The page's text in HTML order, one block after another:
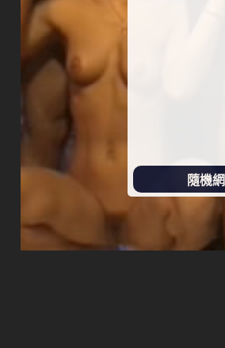
隨機
放